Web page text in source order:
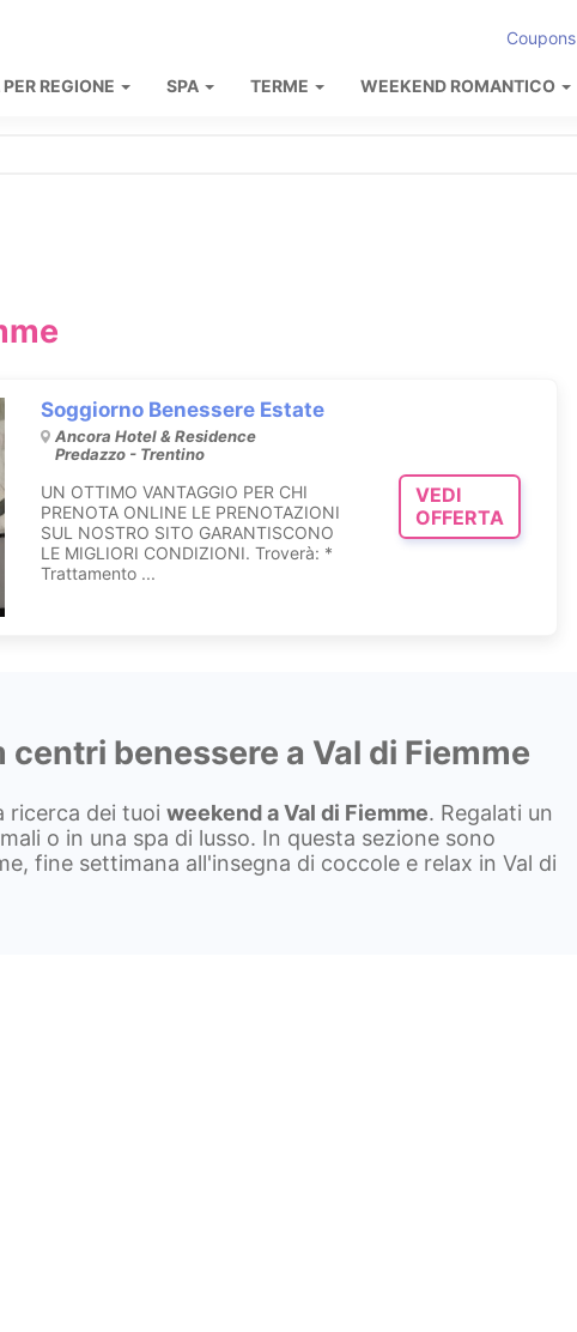
Coupons
REGIONE SPA TERME WEEKEND ROMANTICO
Soggiorno Benessere Estate
Ancora Hotel & Residence
Predazzo - Trentino
UN OTTIMO VANTAGGIO PER CHI
PRENOTA ONLINE LE PRENOTAZIONI
SUL NOSTRO SITO GARANTISCONO
LE MIGLIORI CONDIZIONI. Troverà: *
Trattamento ...
VEDI
OFFERTA
benessere a Val di Fiemme
ricerca dei tuoi weekend aVal di Fiemme. Regalati un
o in una spa di lusso. In questa sezione sono
fine settimana all'insegna di coccole e relax in Val di